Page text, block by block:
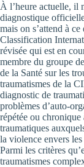
À l’heure actuelle, il
diagnostique
mais on s’attend à
Classification
révisée qui est en
membre du groupe
de la Santé sur les
traumatismes de la
diagnostic de
problèmes d’auto-
répétée ou chronique
traumatiques
la violence envers
Parmi les critères
traumatismes